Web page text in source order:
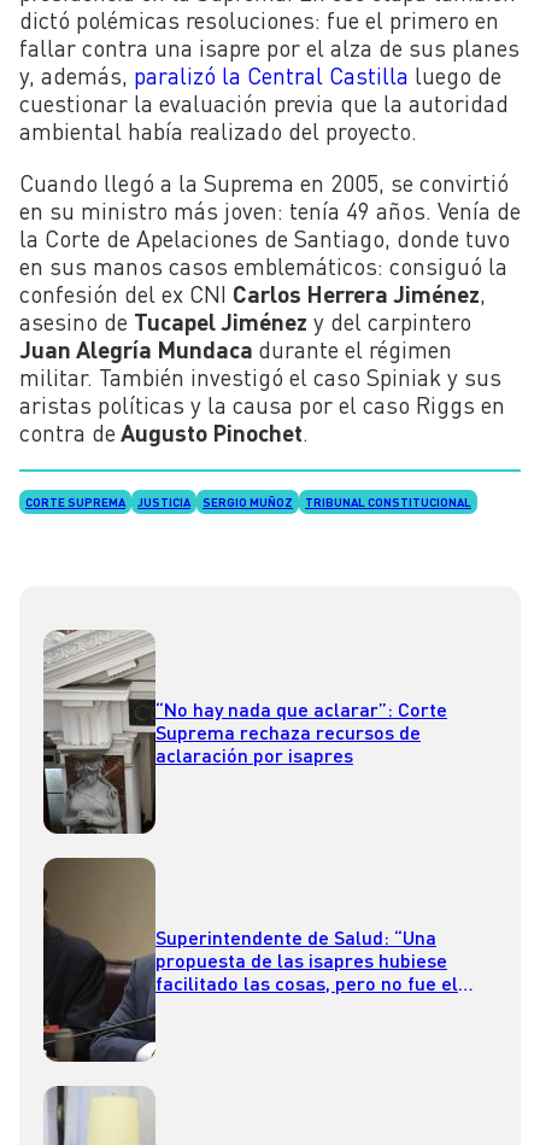
dictó polémicas resoluciones: fue el primero en
fallar contra una isapre por el alza de sus planes
y, además, paralizó la Central Castilla luego de
cuestionar la evaluación previa que la autoridad
ambiental había realizado del proyecto.
Cuando llegó a la Suprema en 2005, se convirtió
en su ministro más joven: tenía 49 años. Venía de
la Corte de Apelaciones de Santiago, donde tuvo
en sus manos casos emblemáticos: consiguó la
confesión del ex CNI Carlos Herrera Jiménez
asesino de Tucapel Jiménez y del carpintero
Juan Alegría Mundaca durante el régimen
militar. También investigó el caso Spiniak y sus
aristas políticas y la causa por el caso Riggs en
contra de Augusto Pinochet
CORTE SUPREMA JUSTICIA SERGIO MUÑOZ TRIBUNAL CONSTITUCIONAL
“No hay nada que aclarar”: Corte
Suprema rechaza recursos de
aclaración por isapres
Superintendente de Salud: “Una
propuesta de las isapres hubiese
facilitado las cosas, pero no fue el